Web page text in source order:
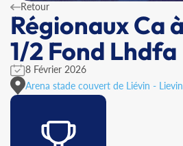
Retour
Régionaux Ca
1/2 Fond Lhdfa
8 Février 2026
Arena stade couvert de Liévin -